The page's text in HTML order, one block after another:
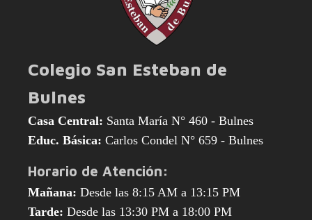
Colegio San Esteban de
Bulnes
Casa Central: Santa María N° 460 - Bulnes
Educ. Básica: Carlos Condel N° 659 - Bulnes
Horario de Atención:
Mañana: Desde las 8:15 AM a 13:15 PM
Tarde: Desde las 13:30 PM a 18:00 PM